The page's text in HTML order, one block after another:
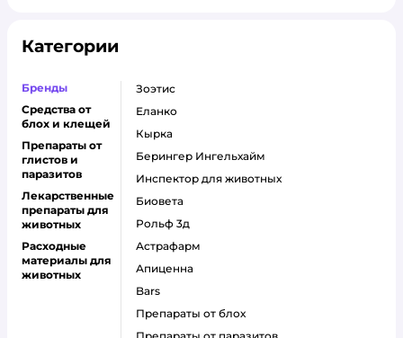
Категории
Бренды
Средства от
блох и клещей
Препараты от
глистов и
паразитов
Лекарственные
препараты для
животных
Расходные
материалы для
животных
Зоэтис
Еланко
Кырка
Берингер Ингельхайм
Инспектор для животных
Биовета
Рольф 3д
Астрафарм
Апиценна
Bars
Препараты от блох